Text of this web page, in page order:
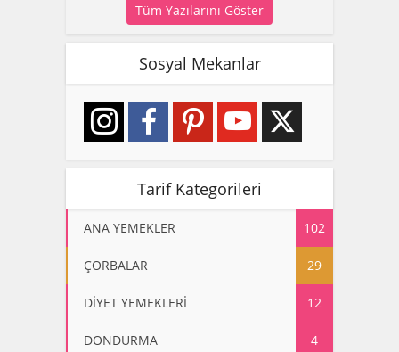
Tüm Yazılarını Göster
Sosyal Mekanlar
Tarif Kategorileri
ANA YEMEKLER 102
ÇORBALAR 29
DİYET YEMEKLERİ 12
DONDURMA 4